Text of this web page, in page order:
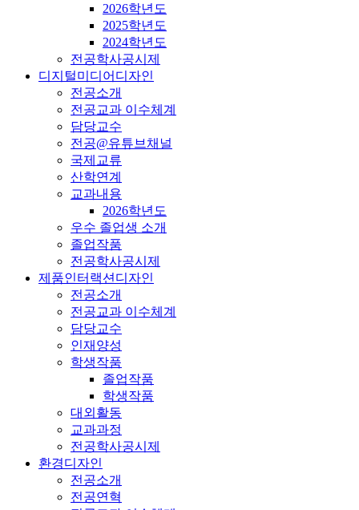
2026학년도
2025학년도
2024학년도
전공학사공시제
디지털미디어디자인
전공소개
전공교과 이수체계
담당교수
전공@유튜브채널
국제교류
산학연계
교과내용
2026학년도
우수 졸업생 소개
졸업작품
전공학사공시제
제품인터랙션디자인
전공소개
전공교과 이수체계
담당교수
인재양성
학생작품
졸업작품
학생작품
대외활동
교과과정
전공학사공시제
환경디자인
전공소개
전공연혁